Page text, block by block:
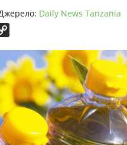
Daily News Tanzania